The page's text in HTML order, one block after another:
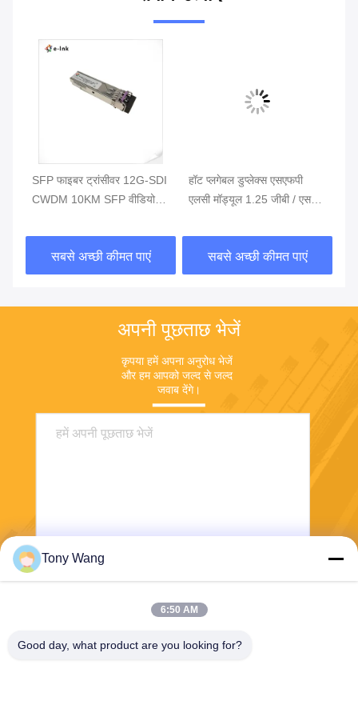
SFP फाइबर ट्रांसीवर 12G-SDI
CWDM 10KM SFP वीडियो
सबसे अच्छी कीमत पाएं
हॉट प्लगेबल डुप्लेक्स एसएफपी
एलसी मॉड्यूल 1.25 जीबी / एस
ऑप्टिकल ट्रांसीवर
सबसे अच्छी कीमत पाएं
अपनी पूछताछ भेजें
कृपया हमें अपना अनुरोध भेजें
और हम आपको जल्द से जल्द
जवाब देंगे।
Tony Wang
6:50 AM
Good day, what product are you looking for?